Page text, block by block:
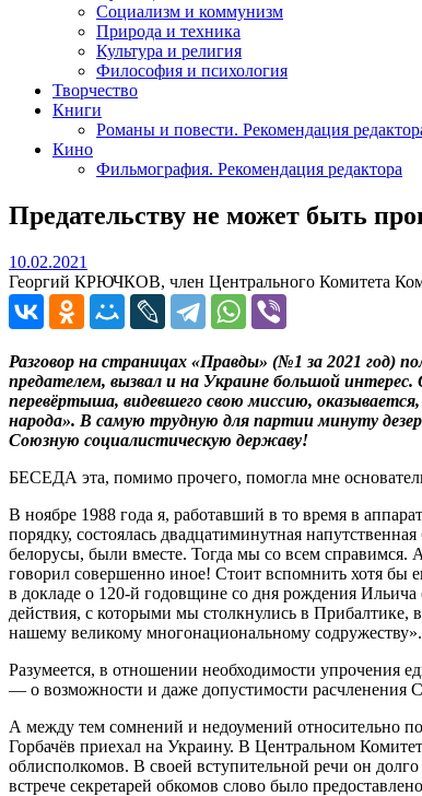
Социализм и коммунизм
Природа и техника
Культура и религия
Философия и психология
Творчество
Книги
Романы и повести. Рекомендация
Кино
Фильмография. Рекомендация редактора
Предательству не может быть
10.02.2021
Георгий КРЮЧКОВ, член Центрального Комитета
Разговор на страницах «Правды» (№1 за 2021 год)
предателем, вызвал и на Украине большой
перевёртыша, видевшего свою миссию,
народа». В самую трудную для партии минуту
Союзную социалистическую державу!
БЕСЕДА эта, помимо прочего, помогла мне
В ноябре 1988 года я, работавший в то время в
порядку, состоялась двадцатиминутная
белорусы, были вместе. Тогда мы со всем справимся.
говорил совершенно иное! Стоит вспомнить хотя бы
в докладе о 120-й годовщине со дня рождения Ильича
действия, с которыми мы столкнулись в Прибалтике,
нашему великому многонациональному содружеству».
Разумеется, в отношении необходимости упрочения
— о возможности и даже допустимости расчленения
А между тем сомнений и недоумений относительно
Горбачёв приехал на Украину. В Центральном
облисполкомов. В своей вступительной речи он
встрече секретарей обкомов слово было